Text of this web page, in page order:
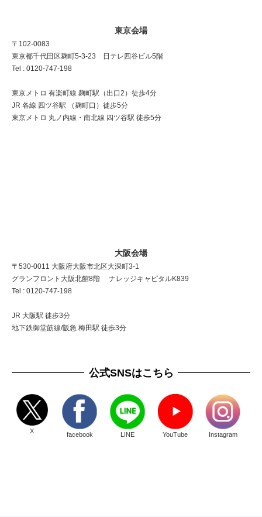
東京会場
〒102-0083
東京都千代田区麹町5-3-23 日テレ四谷ビル5階
Tel : 0120-747-198
東京メトロ 有楽町線 麹町駅（出口2）徒歩4分
JR 各線 四ツ谷駅 （麹町口）徒歩5分
東京メトロ 丸ノ内線・南北線 四ツ谷駅 徒歩5分
大阪会場
〒530-0011 大阪府大阪市北区大深町3-1
グランフロント大阪北館8階 ナレッジキャピタルK839
Tel : 0120-747-198
JR 大阪駅 徒歩3分
地下鉄御堂筋線/阪急 梅田駅 徒歩3分
公式SNSはこちら
X facebook LINE YouTube Instagram